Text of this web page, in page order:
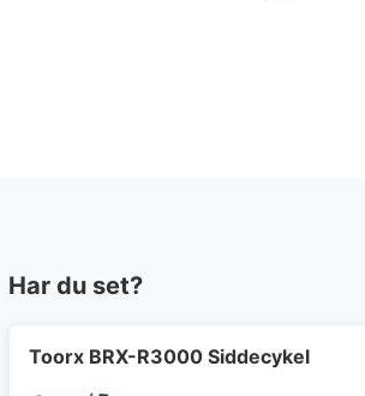
Har du set?
Toorx BRX-R3000 Siddecykel